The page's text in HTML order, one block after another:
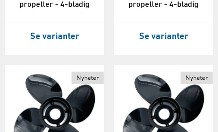
propeller - 4-bladig
Se varianter
propeller - 4-bladig
Se varianter
Nyheter Nyheter